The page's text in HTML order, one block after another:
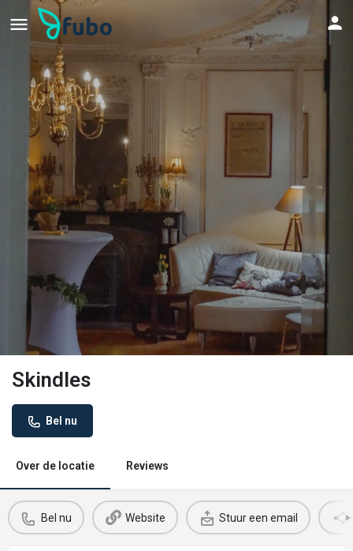
Skindles
Bel nu
Over de locatie Reviews
Bel nu Website Stuur een email